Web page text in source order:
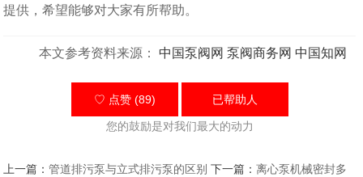
提供，希望能够对大家有所帮助。
本文参考资料来源： 中国泵阀网 泵阀商务网 中国知网
♡ 点赞 (89) 已帮助 人
您的鼓励是对我们最大的动力
上一篇：管道排污泵与立式排污泵的区别 下一篇：离心泵机械密封多